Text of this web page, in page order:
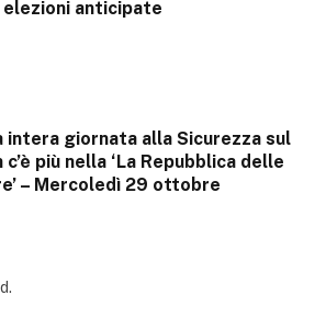
anticipate
intera giornata alla Sicurezza sul
più nella ‘La Repubblica delle
– Mercoledì 29 ottobre